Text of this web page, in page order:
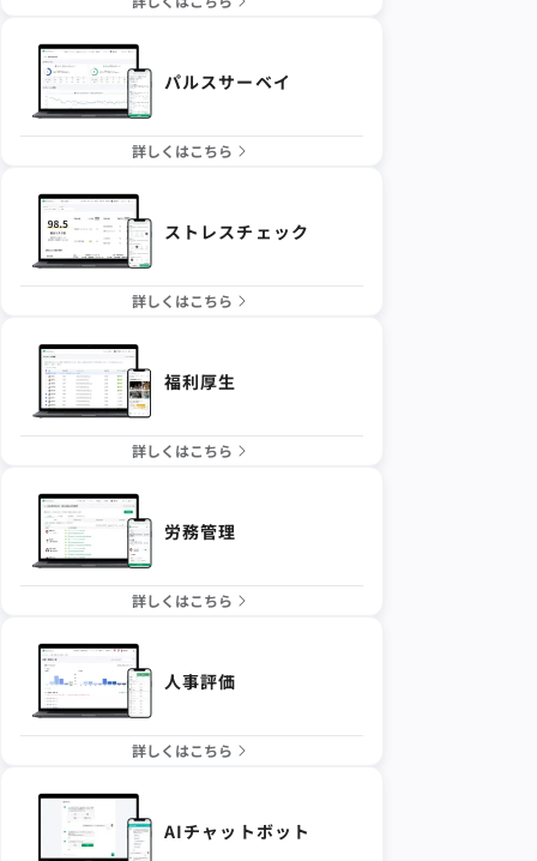
パルスサーベイ
詳しくはこちら
ストレスチェック
詳しくはこちら
福利厚生
詳しくはこちら
労務管理
詳しくはこちら
人事評価
詳しくはこちら
AIチャットボット